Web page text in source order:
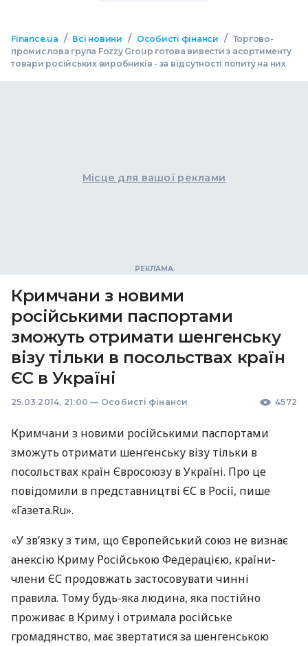
Finance.ua / Всі новини / Особисті фінанси / Торгово-
промислова група Fozzy Group готова вивести з асортименту
товари російських виробників - за відсутності попиту на них
Місце для вашої реклами
Кримчани з новими
російськими паспортами
зможуть отримати шенгенську
візу тільки в посольствах країн
ЄС в Україні
25.03.2014, 21:00 — Особисті фінанси 4572
Кримчани з новими російськими паспортами
зможуть отримати шенгенську візу тільки в
посольствах країн Євросоюзу в Україні. Про це
повідомили в представництві ЄС в Росії, пише
«Газета.Ru».
«У зв’язку з тим, що Європейський союз не визнає
анексію Криму Російською Федерацією, країни-
члени ЄС продовжать застосовувати чинні
правила. Тому будь-яка людина, яка постійно
проживає в Криму і отримала російське
громадянство, має звертатися за шенгенською